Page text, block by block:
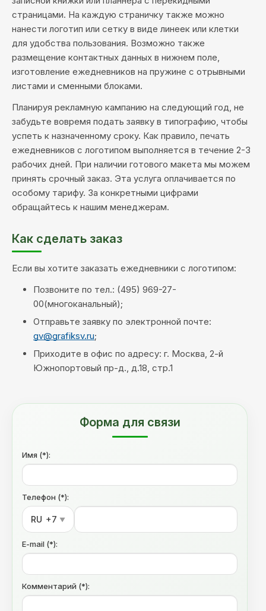
страницами. На каждую страничку также можно
нанести логотип или сетку в виде линеек или клетки
для удобства пользования. Возможно также
размещение контактных данных в нижнем поле,
изготовление ежедневников на пружине с отрывными
листами и сменными блоками.
Планируя рекламную кампанию на следующий год, не
забудьте вовремя подать заявку в типографию, чтобы
успеть к назначенному сроку. Как правило, печать
ежедневников с логотипом выполняется в течение 2-3
рабочих дней. При наличии готового макета мы можем
принять срочный заказ. Эта услуга оплачивается по
особому тарифу. За конкретными цифрами
обращайтесь к нашим менеджерам.
Как сделать заказ
Если вы хотите заказать ежедневники с логотипом:
Позвоните по тел.: (495) 969-27-
00(многоканальный);
Отправьте заявку по электронной почте:
gv@grafiksv.ru;
Приходите в офис по адресу: г. Москва, 2-й
Южнопортовый пр-д., д.18, стр.1
Форма для связи
Имя (*):
Телефон (*):
RU +7 ▼
E-mail (*):
Комментарий (*):